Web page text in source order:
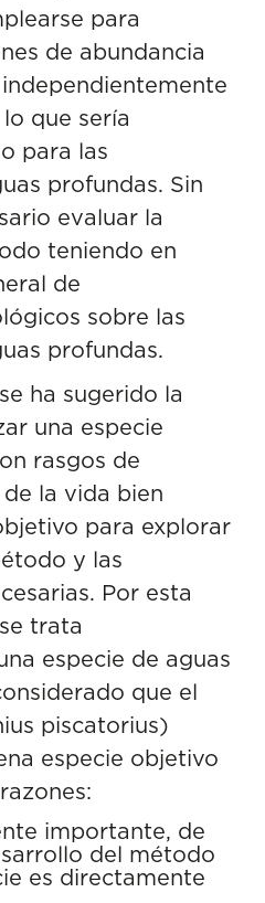
para
de abundancia
que sería
para las
profundas. Sin
evaluar la
teniendo en
de
sobre las
profundas.
ha sugerido la
una especie
rasgos de
la vida bien
para explorar
y las
Por esta
trata
especie de aguas
que el
piscatorius)
especie objetivo
importante, de
del método
es directamente